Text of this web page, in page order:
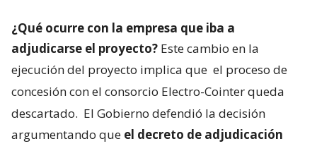
¿Qué ocurre con la empresa que iba a
adjudicarse el proyecto? Este cambio en la
ejecución del proyecto implica que el proceso de
concesión con el consorcio Electro-Cointer queda
descartado. El Gobierno defendió la decisión
argumentando que el decreto de adjudicación